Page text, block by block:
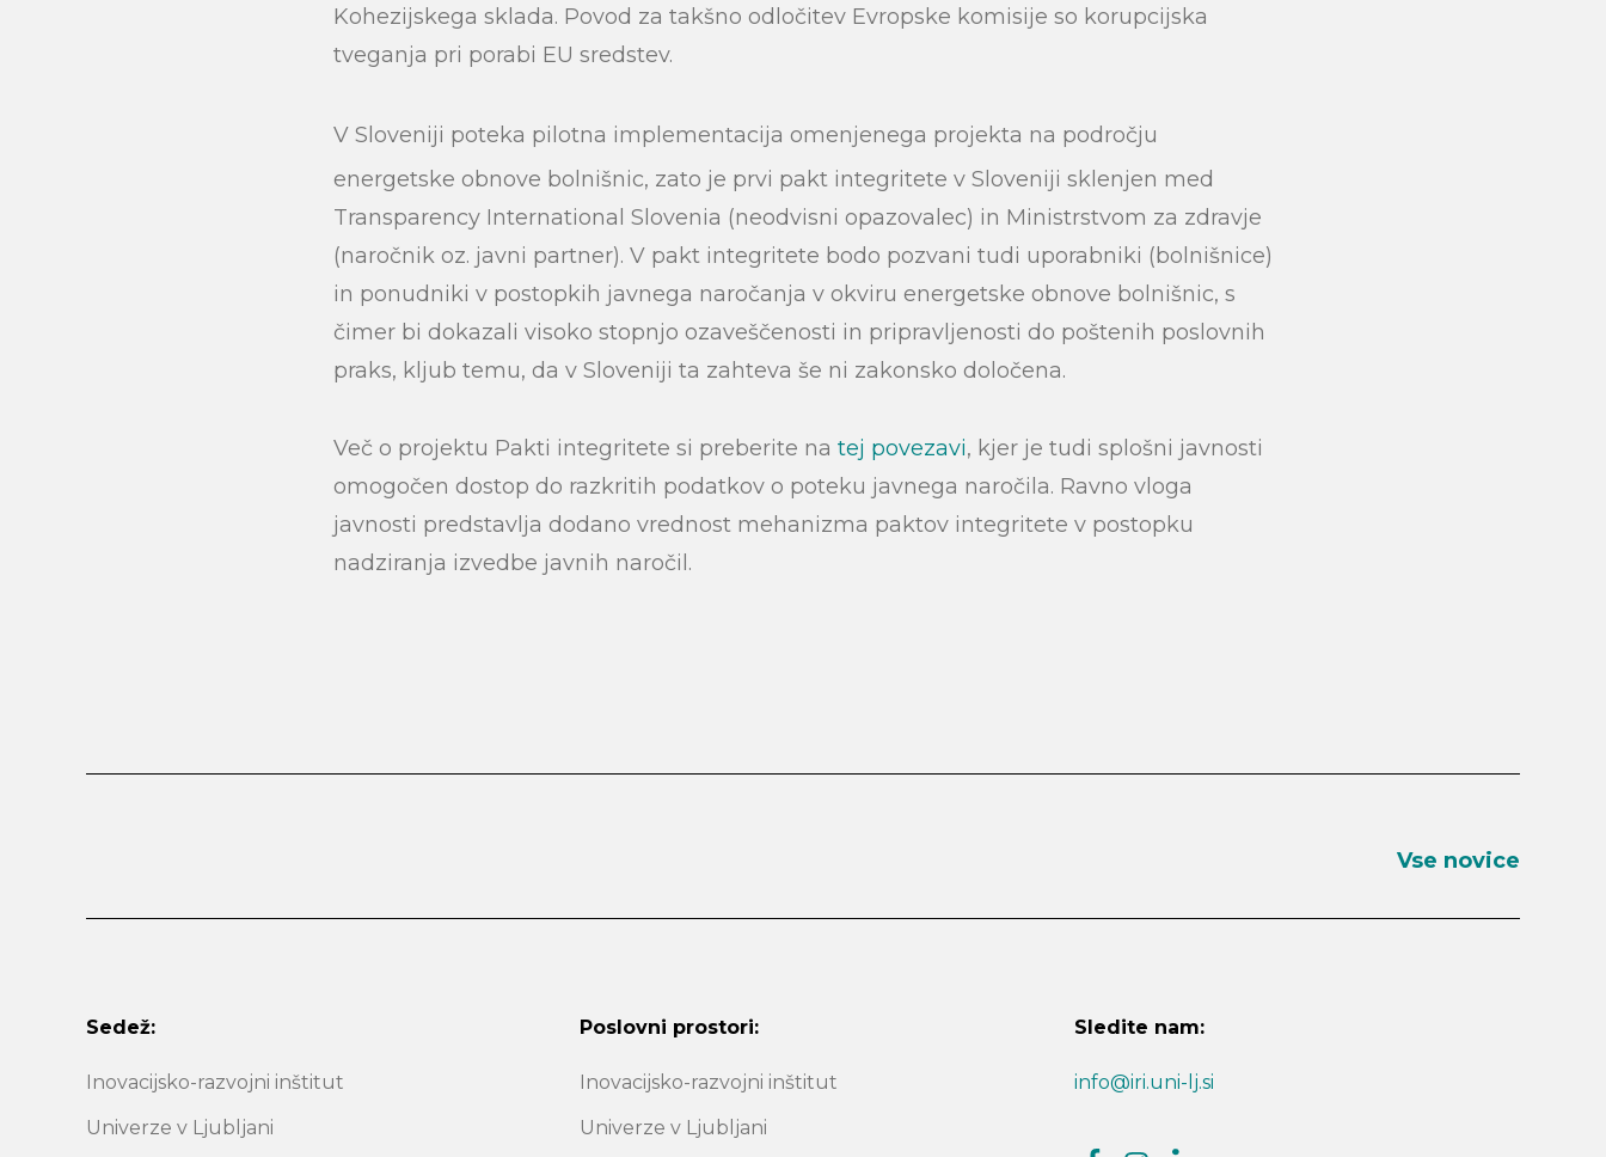
Search
Kohezijskega sklada. Povod za takšno odločitev Evropske komisije so korupcijska
tveganja pri porabi EU sredstev.
V Sloveniji poteka pilotna implementacija omenjenega projekta na področju
energetske obnove bolnišnic, zato je prvi pakt integritete v Sloveniji sklenjen med
Transparency International Slovenia (neodvisni opazovalec) in Ministrstvom za zdravje
(naročnik oz. javni partner). V pakt integritete bodo pozvani tudi uporabniki (bolnišnice)
in ponudniki v postopkih javnega naročanja v okviru energetske obnove bolnišnic, s
čimer bi dokazali visoko stopnjo ozaveščenosti in pripravljenosti do poštenih poslovnih
praks, kljub temu, da v Sloveniji ta zahteva še ni zakonsko določena.
Več o projektu Pakti integritete si preberite na tej povezavi, kjer je tudi splošni javnosti
omogočen dostop do razkritih podatkov o poteku javnega naročila. Ravno vloga
javnosti predstavlja dodano vrednost mehanizma paktov integritete v postopku
nadziranja izvedbe javnih naročil.
Vse novice
Sedež:
Inovacijsko-razvojni inštitut
Univerze v Ljubljani
Poslovni prostori:
Inovacijsko-razvojni inštitut
Univerze v Ljubljani
Sledite nam:
info@iri.uni-lj.si